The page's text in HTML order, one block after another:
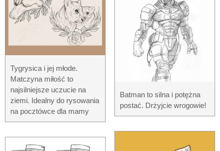
Tygrysica i jej młode.
Matczyna miłość to
najsilniejsze uczucie na
ziemi. Idealny do rysowania
na pocztówce dla mamy
Batman to silna i potężna
postać. Drżyjcie wrogowie!